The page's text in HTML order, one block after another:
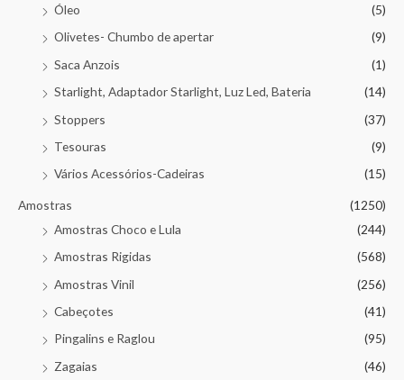
Óleo
(5)
Olivetes- Chumbo de apertar
(9)
Saca Anzois
(1)
Starlight, Adaptador Starlight, Luz Led, Bateria
(14)
Stoppers
(37)
Tesouras
(9)
Vários Acessórios-Cadeiras
(15)
Amostras
(1250)
Amostras Choco e Lula
(244)
Amostras Rigidas
(568)
Amostras Vinil
(256)
Cabeçotes
(41)
Pingalins e Raglou
(95)
Zagaias
(46)